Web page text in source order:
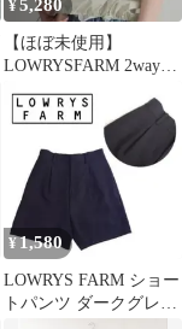
¥5,280
【ほぼ未使用】
LOWRYSFARM 2wayバ
ルーンノースリーブ
¥1,580
LOWRYS FARM ショー
トパンツ ダークグレー